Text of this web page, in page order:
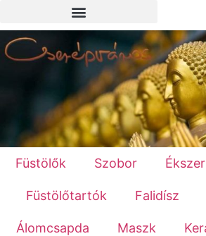
Füstölők Szobor
Füstölőtartók Falidísz
Álomcsapda Maszk